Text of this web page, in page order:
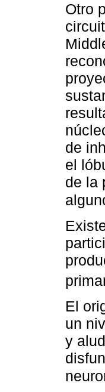
Otro
de
el
de la
El
un
y